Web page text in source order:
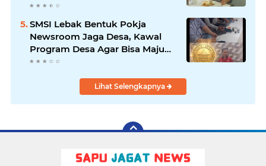
Ganti Kantin Sekolah
SMSI Lebak Bentuk Pokja
Newsroom Jaga Desa, Kawal
Program Desa Agar Bisa Maju
dan Mandiri
Lihat Selengkapnya